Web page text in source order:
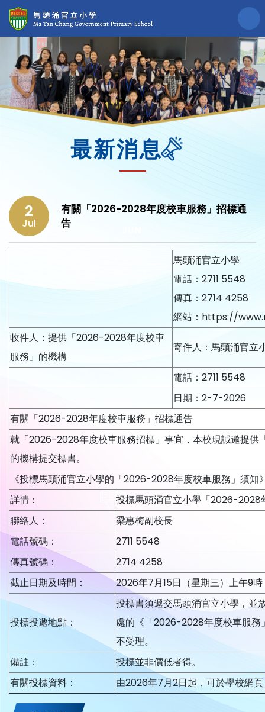
最新消息
2
Jul
有關「2026-2028年度校車服務」招標通
告
馬頭涌官立小學
電話：2711 5548
傳真：2714 4258
網站：https://
收件人：提供「2026-2028年度校車
服務」的機構
寄件人：馬頭涌官立
電話：2711 5548
日期：2-7-2026
有關「2026-2028年度校車服務」招標通告
就「2026-2028年度校車服務招標」事宜，本校現誠邀提
的機構提交標書。
《投標馬頭涌官立小學的「2026-2028年度校車服務」須知
詳情：
投標馬頭涌官立小學「2026-2028
聯絡人：
梁惠梅副校長
電話號碼：
2711 5548
傳真號碼：
2714 4258
截止日期及時間：
2026年7月15日（星期三）上午9時
投標投遞地點：
投標書須遞交馬頭涌官立小學，並
處的《「2026-2028年度校車服務
不受理。
備註：
投標並非價低者得。
有關投標資料：
由2026年7月2日起，可於學校網頁